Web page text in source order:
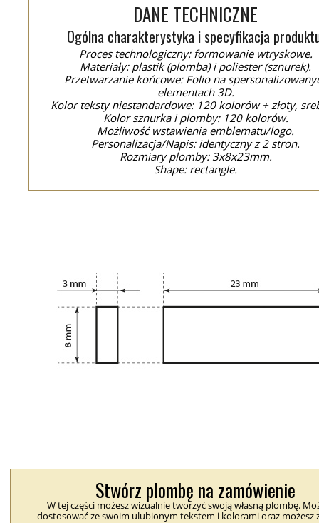
DANE TECHNICZNE
Ogólna charakterystyka i specyfikacja
Proces technologiczny: formowanie wtryskowe.
Materiały: plastik (plomba) i poliester (sznurek).
Przetwarzanie końcowe: Folio na
elementach 3D.
Kolor teksty niestandardowe: 120 kolorów + złoty,
Kolor sznurka i plomby: 120 kolorów.
Możliwość wstawienia emblematu/logo.
Personalizacja/Napis: identyczny z 2 stron.
Rozmiary plomby: 3x8x23mm.
Shape: rectangle.
Stwórz plombę na zamówienie
W tej części możesz wizualnie tworzyć swoją własną plombę.
dostosować ze swoim ulubionym tekstem i kolorami oraz możesz